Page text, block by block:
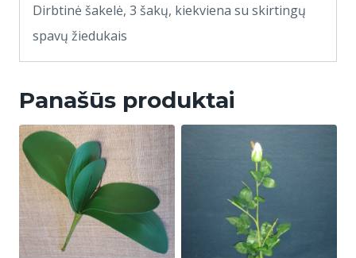
Dirbtinė šakelė, 3 šakų, kiekviena su skirtingų
spavų žiedukais
Panašūs produktai